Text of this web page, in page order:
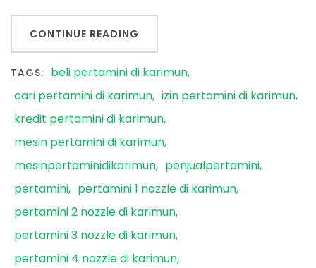
CONTINUE READING
TAGS: beli pertamini di karimun
cari pertamini di karimun izin pertamini di karimun
kredit pertamini di karimun
mesin pertamini di karimun
mesinpertaminidikarimun
penjualpertamini
pertamini
pertamini 1 nozzle di karimun
pertamini 2 nozzle di karimun
pertamini 3 nozzle di karimun
pertamini 4 nozzle di karimun